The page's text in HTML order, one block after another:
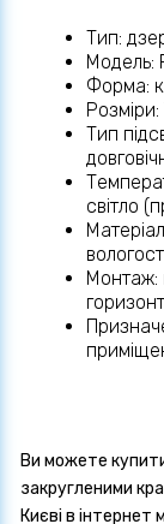
Тип:
Модель:
Форма:
Тип
світло
Монтаж:
Ви можете
закругленими
Києві в інтернет